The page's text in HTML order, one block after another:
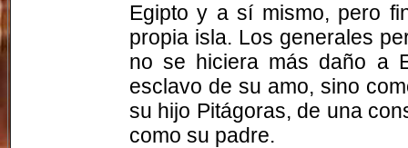
Egipto y a sí mismo, pero
propia isla. Los generales
no se hiciera más daño a
esclavo de su amo, sino
su hijo Pitágoras, de una
como su padre.